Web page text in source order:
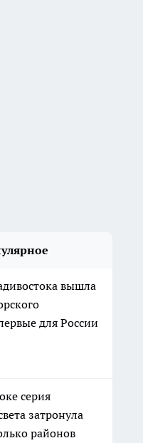
вышла
для России
серия
затронула
районов